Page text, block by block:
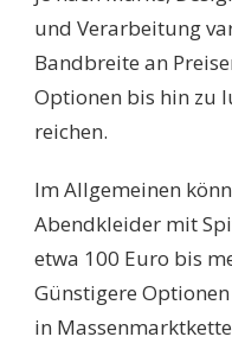
und Verarbeitung
Bandbreite an
Optionen bis hin zu
reichen.
Im Allgemeinen
Abendkleider mit
etwa 100 Euro bis
Günstigere
in